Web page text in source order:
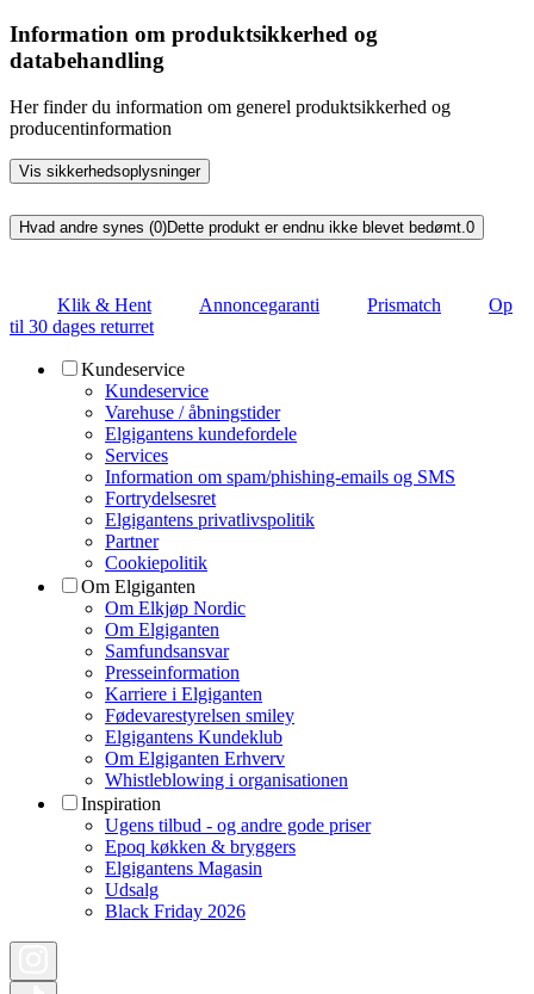
Information om produktsikkerhed og
databehandling
Her finder du information om generel produktsikkerhed og
producentinformation
Vis sikkerhedsoplysninger
Hvad andre synes (0)Dette produkt er endnu ikke blevet bedømt. 0
Klik & Hent Annoncegaranti Prismatch
Op
til 30 dages returret
Kundeservice
Kundeservice
Varehuse / åbningstider
Elgigantens kundefordele
Services
Information om spam/phishing-emails og SMS
Fortrydelsesret
Elgigantens privatlivspolitik
Partner
Cookiepolitik
Om Elgiganten
Om Elkjøp Nordic
Om Elgiganten
Samfundsansvar
Presseinformation
Karriere i Elgiganten
Fødevarestyrelsen smiley
Elgigantens Kundeklub
Om Elgiganten Erhverv
Whistleblowing i organisationen
Inspiration
Ugens tilbud - og andre gode priser
Epoq køkken & bryggers
Elgigantens Magasin
Udsalg
Black Friday 2026